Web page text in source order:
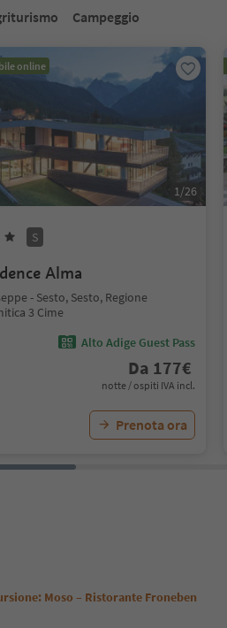
Campeggio
online
1/26
S
Alma
- Sesto, Sesto, Regione
3 Cime
Alto Adige Guest Pass
Da 177€
notte / ospiti IVA incl.
Prenota ora
Moso – Ristorante Froneben